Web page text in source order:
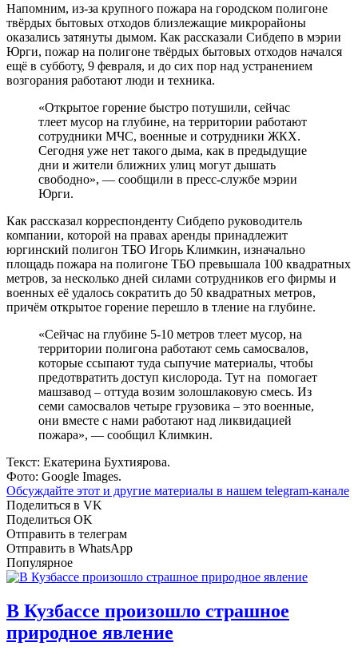
Напомним, из-за крупного пожара на городском полигоне
твёрдых бытовых отходов близлежащие микрорайоны
оказались затянуты дымом. Как рассказали Сибдепо в мэрии
Юрги, пожар на полигоне твёрдых бытовых отходов начался
ещё в субботу, 9 февраля, и до сих пор над устранением
возгорания работают люди и техника.
«Открытое горение быстро потушили, сейчас
тлеет мусор на глубине, на территории работают
сотрудники МЧС, военные и сотрудники ЖКХ.
Сегодня уже нет такого дыма, как в предыдущие
дни и жители ближних улиц могут дышать
свободно», — сообщили в пресс-службе мэрии
Юрги.
Как рассказал корреспонденту Сибдепо руководитель
компании, которой на правах аренды принадлежит
юргинский полигон ТБО Игорь Климкин, изначально
площадь пожара на полигоне ТБО превышала 100 квадратных
метров, за несколько дней силами сотрудников его фирмы и
военных её удалось сократить до 50 квадратных метров,
причём открытое горение перешло в тление на глубине.
«Сейчас на глубине 5-10 метров тлеет мусор, на
территории полигона работают семь самосвалов,
которые ссыпают туда сыпучие материалы, чтобы
предотвратить доступ кислорода. Тут на помогает
машзавод – оттуда возим золошлаковую смесь. Из
семи самосвалов четыре грузовика – это военные,
они вместе с нами работают над ликвидацией
пожара», — сообщил Климкин.
Текст: Екатерина Бухтиярова.
Фото: Google Images.
Обсуждайте этот и другие материалы в нашем telegram-канале
Поделиться в VK
Поделиться OK
Отправить в телеграм
Отправить в WhatsApp
Популярное
В Кузбассе произошло страшное
природное явление